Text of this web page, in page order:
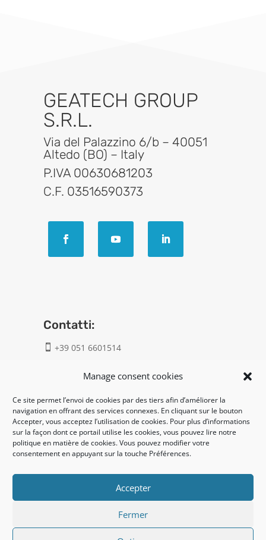
Manage consent cookies
Ce site permet l’envoi de cookies par des tiers afin d’améliorer la
navigation en offrant des services connexes. En cliquant sur le bouton
Accepter, vous acceptez l’utilisation de cookies. Pour plus d’informations
sur la façon dont ce portail utilise les cookies, vous pouvez lire notre
politique en matière de cookies. Vous pouvez modifier votre
consentement en appuyant sur la touche Préférences.
Accepter
Fermer
GEATECH GROUP
S.R.L.
Via del Palazzino 6/b – 40051
Altedo (BO) – Italy
P.IVA 00630681203
C.F. 03516590373
Contatti:
 +39 051 6601514
info@geatech.it
UNI EN ISO 9001: 2015
Legal:
Privacy policy
UNI EN ISO 14001: 2015